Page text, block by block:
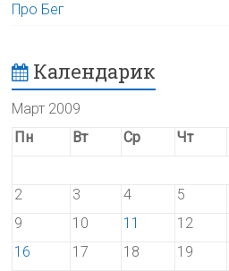
Про Бег
Календарик
Март 2009
Пн
Вт Ср Чт
2
3 4 5
9
10 11 12
16
17 18 19